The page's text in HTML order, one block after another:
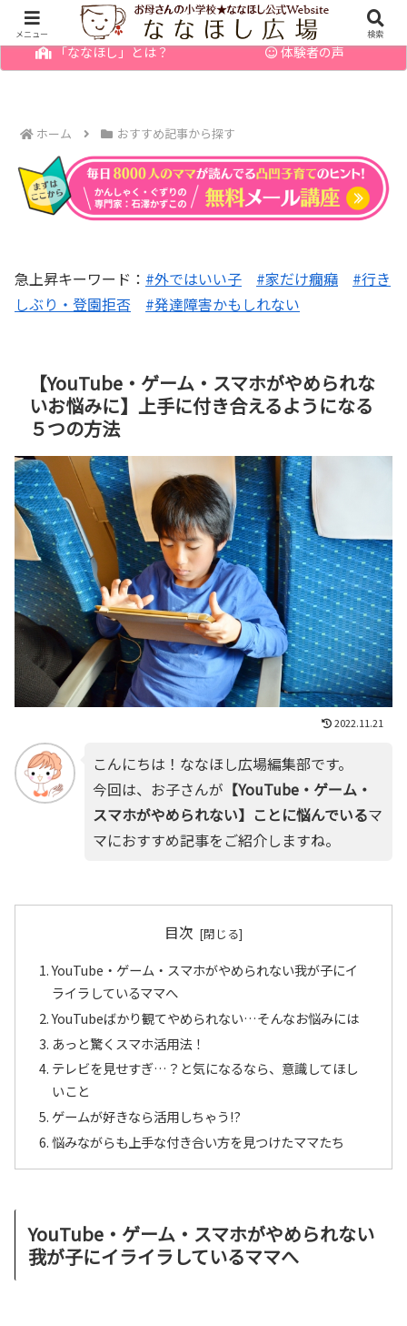
幼児の発達障害・育てにくい子のお悩みを解決
「ななほし」とは？ 体験者の声
ホーム おすすめ記事から探す
急上昇キーワード： #外ではいい子 #家だけ癇癪
#行き
しぶり・登園拒否
#発達障害かもしれない
【YouTube・ゲーム・スマホがやめられな
いお悩みに】上手に付き合えるようになる
５つの方法
2022.11.21
こんにちは！ななほし広場編集部です。
今回は、お子さんが 【YouTube・ゲーム・
スマホがやめられない】ことに悩んでいるマ
マにおすすめ記事をご紹介しますね。
目次
YouTube・ゲーム・スマホがやめられない我が子にイ
ライラしているママへ
YouTubeばかり観てやめられない…そんなお悩みには
あっと驚くスマホ活用法！
テレビを見せすぎ…？と気になるなら、意識してほし
いこと
ゲームが好きなら活用しちゃう!?
悩みながらも上手な付き合い方を見つけたママたち
YouTube・ゲーム・スマホがやめられない
我が子にイライラしているママへ
メニュー 検索